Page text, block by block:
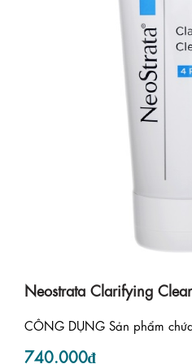
Neostrata Clarifying
CÔNG DỤNG Sản phẩm
740.000₫